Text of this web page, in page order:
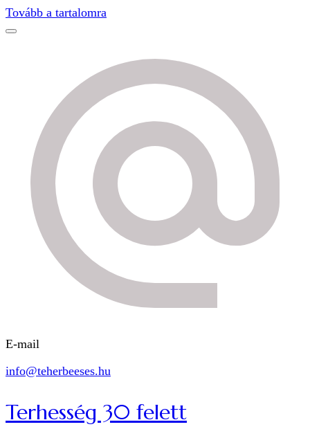
Tovább a tartalomra
E-mail
info@teherbeeses.hu
Terhesség 30 felett